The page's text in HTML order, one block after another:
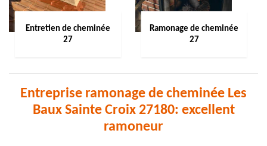
Entretien de cheminée
27
Ramonage de cheminée
27
Entreprise ramonage de cheminée Les
Baux Sainte Croix 27180: excellent
ramoneur